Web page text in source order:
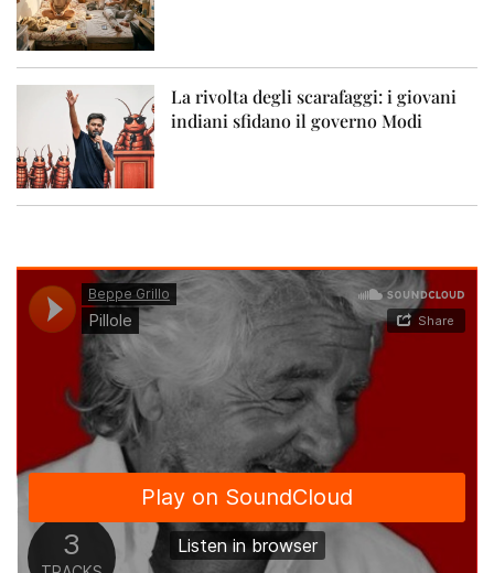
La rivolta degli scarafaggi: i giovani
indiani sfidano il governo Modi